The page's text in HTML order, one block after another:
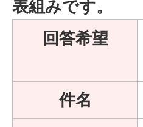
表組みです。
回答希望
件名